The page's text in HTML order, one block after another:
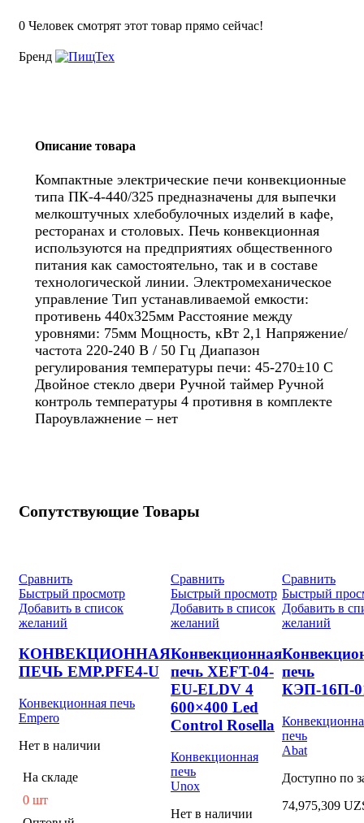
0 Человек смотрят этот товар прямо сейчас!
Бренд
Описание товара
Компактные электрические печи конвекционные
типа ПК-4-440/325 предназначены для выпечки
мелкоштучных хлебобулочных изделий в кафе,
ресторанах и столовых. Печь конвекционная
используются на предприятиях общественного
питания как самостоятельно, так и в составе
технологической линии. Электромеханическое
управление Тип устанавливаемой емкости:
противень 440х325мм Расстояние между
уровнями: 75мм Мощность, кВт 2,1 Напряжение/
частота 220-240 В / 50 Гц Диапазон
регулирования температуры печи: 45-270±10 С
Двойное стекло двери Ручной таймер Ручной
контроль температуры 4 противня в комплекте
Пароувлажнение – нет
Сопутствующие Товары
Сравнить
Быстрый просмотр
Добавить в список
желаний
КОНВЕКЦИОННАЯ
ПЕЧЬ EMP.PFE4-U
Конвекционная печь
Empero
Нет в наличии
На складе
0 шт
Сравнить
Быстрый просмотр
Добавить в список
желаний
Конвекционная
печь XEFT-04-
EU-ELDV 4
600×400 Led
Control Rosella
Конвекционная
печь
Unox
Нет в наличии
Сравнить
Быстрый
Добавить в
желаний
печь
КЭП-16П-
печь
Abat
Доступно по
74,975,309